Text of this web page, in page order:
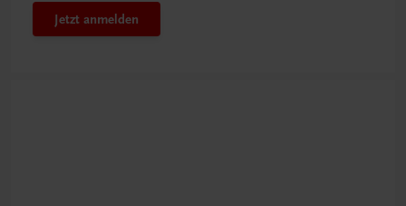
Jetzt anmelden